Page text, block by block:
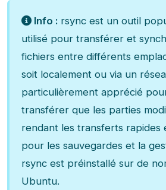
Info : rsync est un outil
utilisé pour transférer et
fichiers entre différents
soit localement ou via un
particulièrement apprécié
transférer que les parties
rendant les transferts rapides
pour les sauvegardes et la
rsync est préinstallé sur de
Ubuntu.